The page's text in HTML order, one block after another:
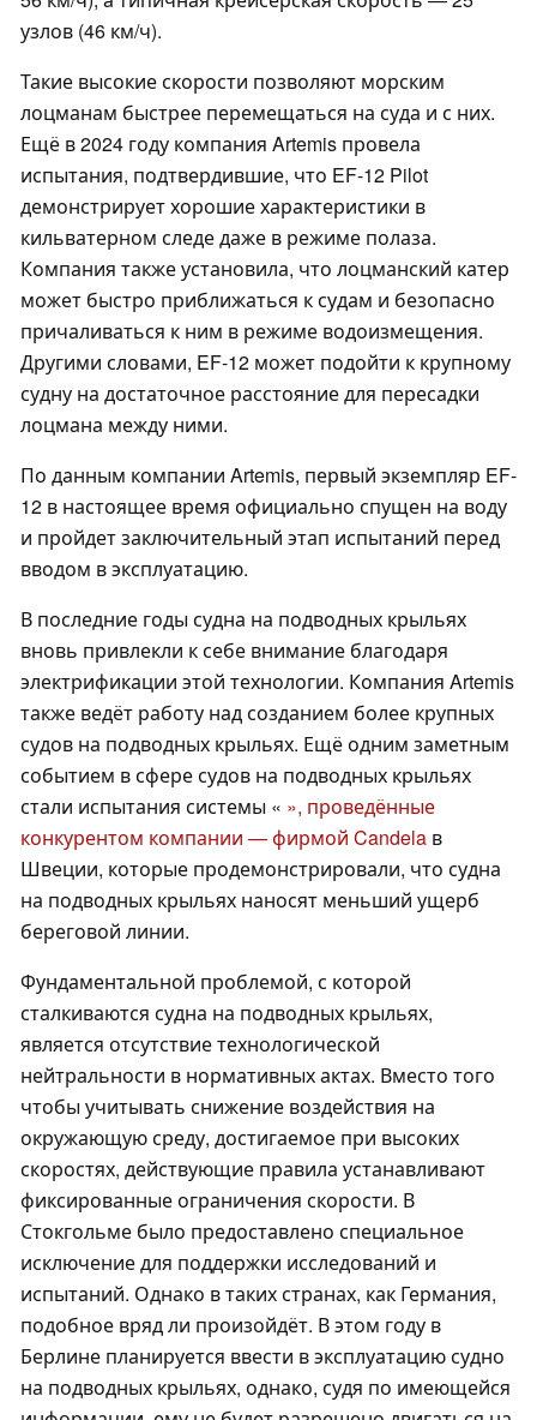
узлов (46 км/ч).
Такие высокие скорости позволяют морским
лоцманам быстрее перемещаться на суда и с них.
Ещё в 2024 году компания Artemis провела
испытания, подтвердившие, что EF-12 Pilot
демонстрирует хорошие характеристики в
кильватерном следе даже в режиме полаза.
Компания также установила, что лоцманский катер
может быстро приближаться к судам и безопасно
причаливаться к ним в режиме водоизмещения.
Другими словами, EF-12 может подойти к крупному
судну на достаточное расстояние для пересадки
лоцмана между ними.
По данным компании Artemis, первый экземпляр EF-
12 в настоящее время официально спущен на воду
и пройдет заключительный этап испытаний перед
вводом в эксплуатацию.
В последние годы судна на подводных крыльях
вновь привлекли к себе внимание благодаря
электрификации этой технологии. Компания Artemis
также ведёт работу над созданием более крупных
судов на подводных крыльях. Ещё одним заметным
событием в сфере судов на подводных крыльях
стали испытания системы « », проведённые
конкурентом компании — фирмой Candela в
Швеции, которые продемонстрировали, что судна
на подводных крыльях наносят меньший ущерб
береговой линии.
Фундаментальной проблемой, с которой
сталкиваются судна на подводных крыльях,
является отсутствие технологической
нейтральности в нормативных актах. Вместо того
чтобы учитывать снижение воздействия на
окружающую среду, достигаемое при высоких
скоростях, действующие правила устанавливают
фиксированные ограничения скорости. В
Стокгольме было предоставлено специальное
исключение для поддержки исследований и
испытаний. Однако в таких странах, как Германия,
подобное вряд ли произойдёт. В этом году в
Берлине планируется ввести в эксплуатацию судно
на подводных крыльях, однако, судя по имеющейся